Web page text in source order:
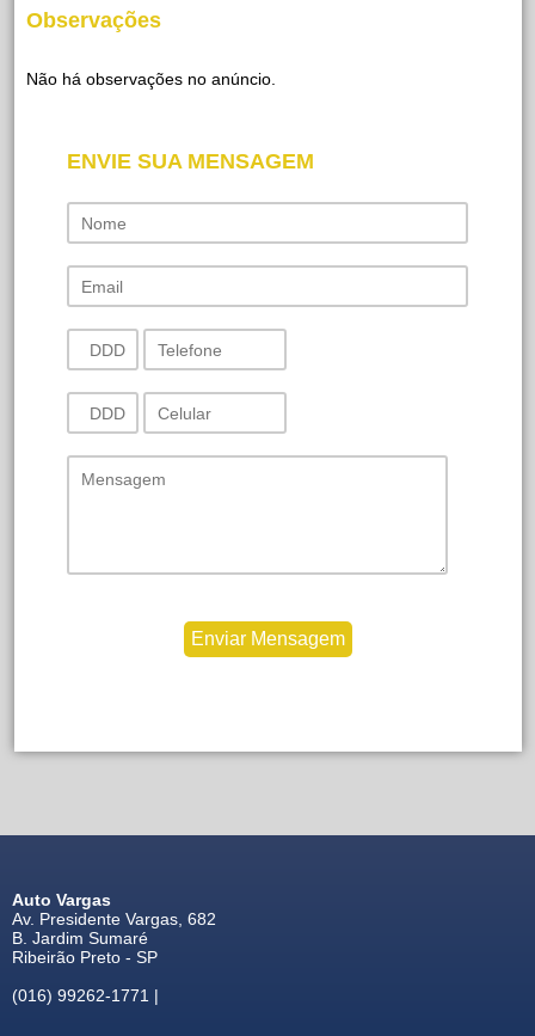
Observações
Não há observações no anúncio.
ENVIE SUA MENSAGEM
Auto Vargas
Av. Presidente Vargas, 682
B. Jardim Sumaré
Ribeirão Preto - SP
(016) 99262-1771 |